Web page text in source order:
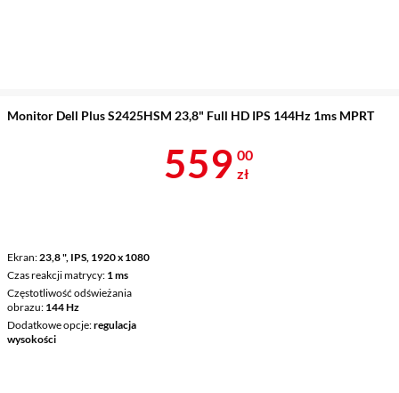
Monitor Dell Plus S2425HSM 23,8" Full HD IPS 144Hz 1ms MPRT
Ekran 23,8 ", IPS, 1920 x 1080
Czas reakcji matrycy 1 ms
Częstotliwość odświeżania
obrazu 144 Hz
Dodatkowe opcje regulacja
wysokości
Cena 559 zł
559 00
zł